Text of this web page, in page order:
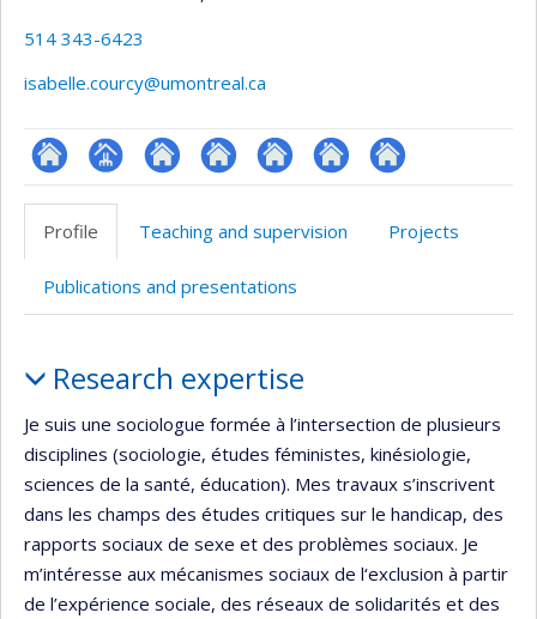
514 343-6423
isabelle.courcy@umontreal.ca
ResearchGate
Page
(faculté,département,école)
Site
l’unité
de
Site
de
l’unité
de
Site
de
l’unité
de
Site
de
Site
de
Profile Teaching and supervision Projects
Publications and presentations
Research expertise
Je suis une sociologue formée à l’intersection de plusieurs
disciplines (sociologie, études féministes, kinésiologie,
sciences de la santé, éducation). Mes travaux s’inscrivent
dans les champs des études critiques sur le handicap, des
rapports sociaux de sexe et des problèmes sociaux. Je
m’intéresse aux mécanismes sociaux de l‘exclusion à partir
de l’expérience sociale, des réseaux de solidarités et des